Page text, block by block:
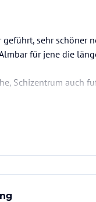
sehr schöner
für jene die
Schizentrum auch